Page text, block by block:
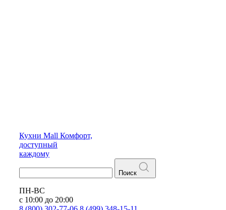
Кухни Mall Комфорт,
доступный
каждому
Поиск
ПН-ВС
с 10:00 до 20:00